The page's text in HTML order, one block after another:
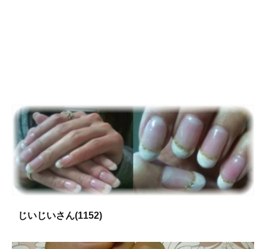
じいじいさん(1152)